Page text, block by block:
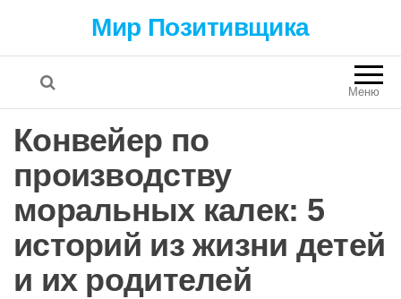
Мир Позитивщика
Меню
Конвейер по
производству
моральных калек: 5
историй из жизни детей
и их родителей